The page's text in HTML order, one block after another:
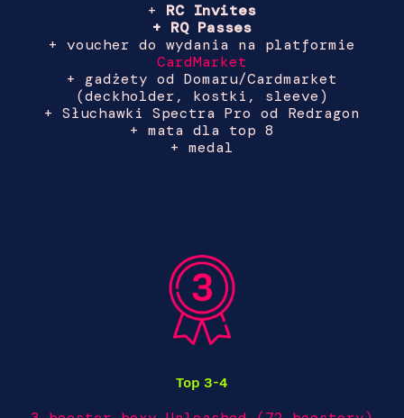
+ RC Invites
+ RQ Passes
+ voucher do wydania na platformie
CardMarket
+ gadżety od Domaru/Cardmarket
(deckholder, kostki, sleeve)
+ Słuchawki Spectra Pro od Redragon
+ mata dla top 8
+ medal
Top 3-4